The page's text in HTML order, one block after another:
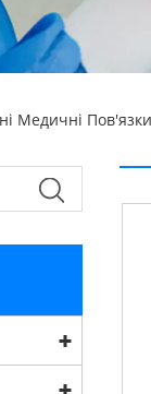
Медичні